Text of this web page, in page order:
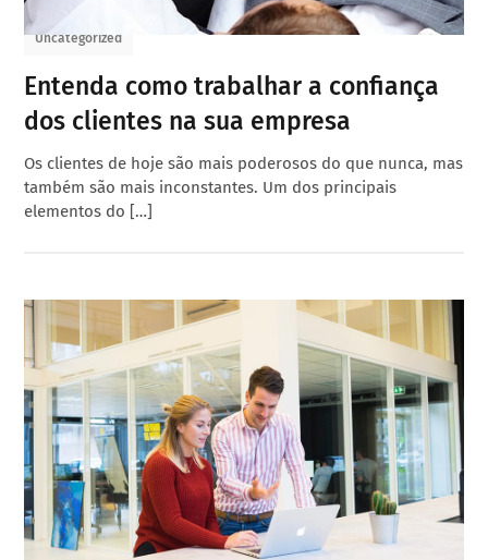
Uncategorized
Entenda como trabalhar a confiança
dos clientes na sua empresa
Os clientes de hoje são mais poderosos do que nunca, mas
também são mais inconstantes. Um dos principais
elementos do […]